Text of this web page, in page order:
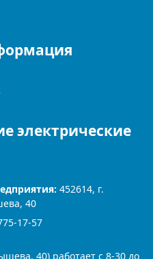
электрические
452614, г.
40
17-57
40) работает с 8-30 до